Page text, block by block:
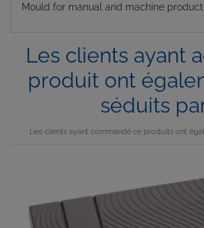
Mould for manual and machine
Les clients ayant
produit ont
séduits
Lies clients ayant commandé ce produits ont